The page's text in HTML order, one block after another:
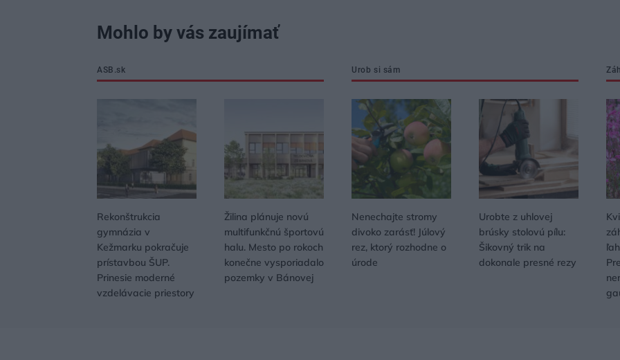
Mohlo by vás zaujímať
ASB.sk
Rekonštrukcia
gymnázia v
Kežmarku pokračuje
prístavbou ŠUP.
Prinesie moderné
vzdelávacie priestory
Žilina plánuje novú
multifunkčnú športovú
halu. Mesto po rokoch
konečne vysporiadalo
pozemky v Bánovej
Urob si sám
Nenechajte stromy
divoko zarásť! Júlový
rez, ktorý rozhodne o
úrode
Urobte z uhlovej
brúsky stolovú pílu:
Šikovný trik na
dokonale presné rezy